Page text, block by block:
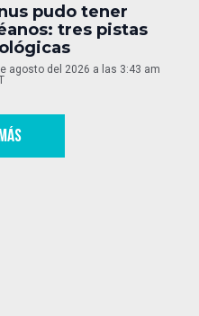
pudo tener
tres pistas
agosto del 2026 a las 3:43 am